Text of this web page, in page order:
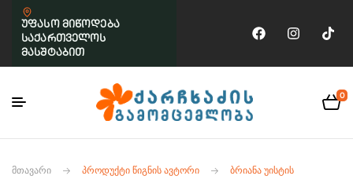
უფასო მიწოდება
საქართველოს
მასშტაბით
0
ᲛᲗᲐᲕᲐᲠᲘ ᲞᲠᲝᲓᲣᲥᲢᲘ ᲬᲘᲒᲜᲘᲡ ᲐᲕᲢᲝᲠᲘ ᲑᲠᲘᲐᲜᲐ ᲣᲘᲡᲢᲘᲡ